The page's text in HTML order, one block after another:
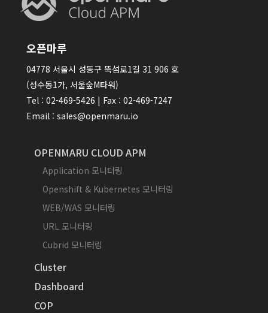
오픈마루
04778 서울시 성동구 뚝섬로1길 31 906 호
(성수동1가, 서울숲M타워)
Tel : 02-469-5426 | Fax : 02-469-7247
Email : sales@openmaru.io
OPENMARU CLOUD APM
Application 모니터링
Openshift & Kubernetes 모니터링
WEB/WAS 모니터링
URL 모니터링
Cubrid 모니터링
Cluster
Dashboard
COP